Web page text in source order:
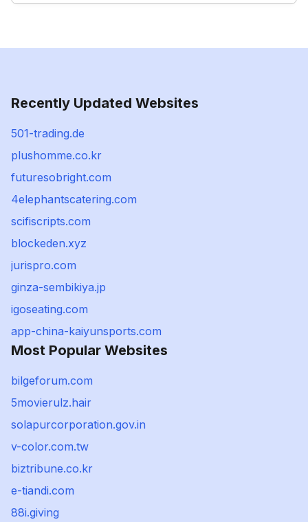
Recently Updated Websites
501-trading.de
plushomme.co.kr
futuresobright.com
4elephantscatering.com
scifiscripts.com
blockeden.xyz
jurispro.com
ginza-sembikiya.jp
igoseating.com
app-china-kaiyunsports.com
Most Popular Websites
bilgeforum.com
5movierulz.hair
solapurcorporation.gov.in
v-color.com.tw
biztribune.co.kr
e-tiandi.com
88i.giving